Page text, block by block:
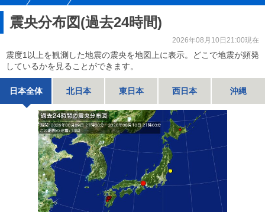
震央分布図(過去24時間)
2026年08月10日21:00現在
震度1以上を観測した地震の震央を地図上に表示。どこで地震が頻発
しているかを見ることができます。
日本全体 北日本 東日本 西日本 沖縄